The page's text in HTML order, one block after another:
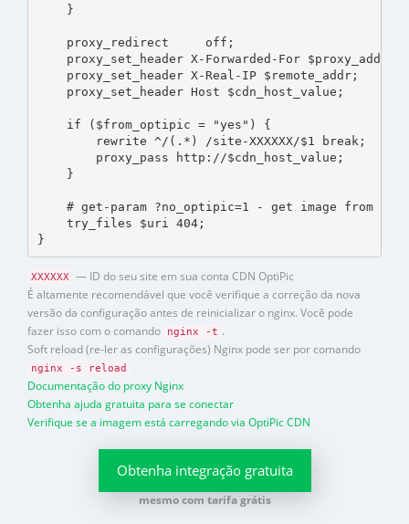
    }
    proxy_redirect     off;
proxy_set_header X-Forwarded-For
    proxy_set_header X-Real-IP $remote_addr;
    proxy_set_header Host $cdn_host_value;
    if ($from_optipic = "yes") {
        rewrite ^/(.*) /site-XXXXXX/$1 break;
        proxy_pass http://$cdn_host_value;
    }
# get-param ?no_optipic=1 - get image from
    try_files $uri 404;
}
XXXXXX — ID do seu site em sua conta CDN OptiPic
É altamente recomendável que você verifique a correção da nova
versão da configuração antes de reinicializar o nginx. Você pode
fazer isso com o comando
nginx -t .
Soft reload (re-ler as configurações) Nginx pode ser por comando
nginx -s reload
Documentação do proxy Nginx
Obtenha ajuda gratuita para se conectar
Verifique se a imagem está carregando via OptiPic CDN
Obtenha integração gratuita
mesmo com tarifa grátis